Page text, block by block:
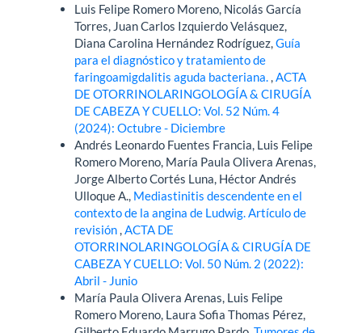
Luis Felipe Romero Moreno, Nicolás García
Torres, Juan Carlos Izquierdo Velásquez,
Diana Carolina Hernández Rodríguez,Guía
para el diagnóstico y tratamiento de
faringoamigdalitis aguda bacteriana.,ACTA
DE OTORRINOLARINGOLOGÍA & CIRUGÍA
DE CABEZA Y CUELLO: Vol. 52 Núm. 4
(2024): Octubre - Diciembre
Andrés Leonardo Fuentes Francia, Luis Felipe
Romero Moreno, María Paula Olivera Arenas,
Jorge Alberto Cortés Luna, Héctor Andrés
Ulloque A., Mediastinitis descendente en el
contexto de la angina de Ludwig. Artículo de
revisión,ACTA DE
OTORRINOLARINGOLOGÍA & CIRUGÍA DE
CABEZA Y CUELLO: Vol. 50 Núm. 2 (2022):
Abril - Junio
María Paula Olivera Arenas, Luis Felipe
Romero Moreno, Laura Sofia Thomas Pérez,